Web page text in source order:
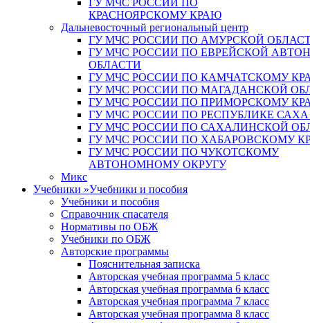
ГУ МЧС РОССИИ ПО
КРАСНОЯРСКОМУ КРАЮ
Дальневосточный региональный центр
ГУ МЧС РОССИИ ПО АМУРСКОЙ
ГУ МЧС РОССИИ ПО ЕВРЕЙСКОЙ
ОБЛАСТИ
ГУ МЧС РОССИИ ПО КАМЧАТСКОМУ
ГУ МЧС РОССИИ ПО МАГАДАНСКОЙ
ГУ МЧС РОССИИ ПО ПРИМОРСКОМУ
ГУ МЧС РОССИИ ПО РЕСПУБЛИКЕ
ГУ МЧС РОССИИ ПО САХАЛИНСКОЙ
ГУ МЧС РОССИИ ПО ХАБАРОВСКОМУ
ГУ МЧС РОССИИ ПО ЧУКОТСКОМУ
АВТОНОМНОМУ ОКРУГУ
Микс
Учебники »Учебники и пособия
Учебники и пособия
Справочник спасателя
Нормативы по ОБЖ
Учебники по ОБЖ
Авторские программы
Пояснительная записка
Авторская учебная программа 5 класс
Авторская учебная программа 6 класс
Авторская учебная программа 7 класс
Авторская учебная программа 8 класс